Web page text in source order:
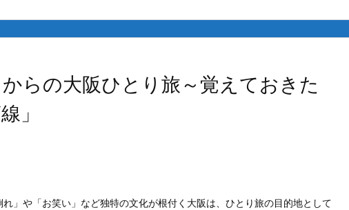
らの大阪ひとり旅～覚えておきた
」
れ」や「お笑い」など独特の文化が根付く大阪は、ひとり旅の目的地として